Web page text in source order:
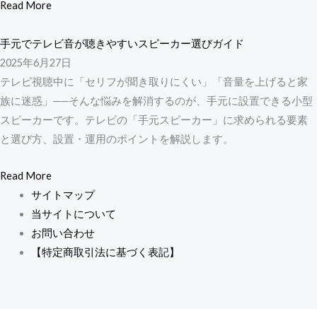
Read More
手元でテレビ音が聴きやすいスピーカー選びガイド
2025年6月27日
テレビ視聴中に「セリフが聞き取りにくい」「音量を上げると家
族に迷惑」──そんな悩みを解消するのが、手元に設置できる小型
スピーカーです。テレビの「手元スピーカー」に求められる要素
と選び方、設置・運用のポイントを解説します。
Read More
サイトマップ
当サイトについて
お問い合わせ
【特定商取引法に基づく表記】